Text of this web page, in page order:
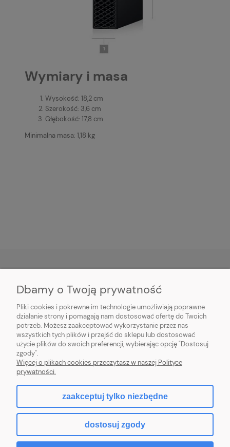
Wymiary i masa
Wysokość: 18,2 cm
Szerokość: 3,6 cm
Głębokość: 17,8 cm
Minimalna masa: 1,18 kg
O NAS
INFORMACJE
PŁATNOŚCI I DOSTAWA
POMOC
MOJE KONTO
2026 © komputerydlafirm.pl - wszystkie prawa zastrzeżone.
Dbamy o Twoją prywatność
Pliki cookies i pokrewne im technologie umożliwiają poprawne
działanie strony i pomagają nam dostosować ofertę do Twoich
potrzeb. Możesz zaakceptować wykorzystanie przez nas
wszystkich tych plików i przejść do sklepu lub dostosować
użycie plików do swoich preferencji, wybierając opcję "Dostosuj
zgody".
Więcej o plikach cookies przeczytasz w naszej Polityce
prywatności.
zaakceptuj tylko niezbędne
dostosuj zgody